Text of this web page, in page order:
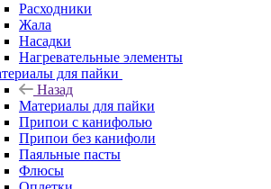
Расходники
Жала
Насадки
Нагревательные элементы
для пайки
Назад
Материалы для пайки
Припои с канифолью
Припои без канифоли
Паяльные пасты
Флюсы